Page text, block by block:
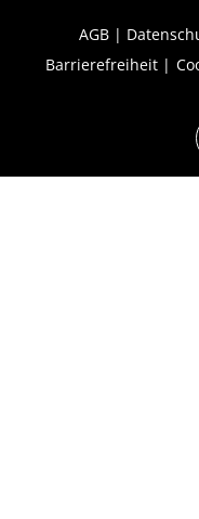
AGB
Barrierefreiheit